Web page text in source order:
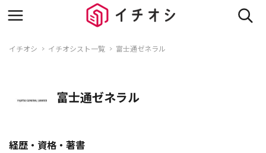
イチオシ イチオシスト一覧 富士通ゼネラル
富士通ゼネラル
経歴・資格・著書